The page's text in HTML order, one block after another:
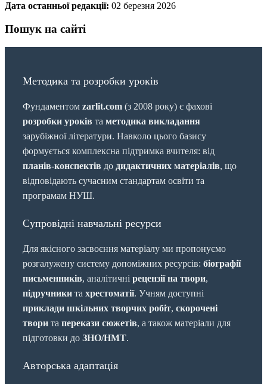
Дата останньої редакції: 02 березня 2026
Пошук на сайті
Методика та розробки уроків
Фундаментом zarlit.com (з 2008 року) є фахові
розробки уроків та методика викладання
зарубіжної літератури. Навколо цього базису
формується комплексна підтримка вчителя: від
планів-конспектів до дидактичних матеріалів, що
відповідають сучасним стандартам освіти та
програмам НУШ.
Супровідні навчальні ресурси
Для якісного засвоєння матеріалу ми пропонуємо
розгалужену систему допоміжних ресурсів: біографії
письменників, аналітичні рецензії на твори,
підручники та хрестоматії. Учням доступні
приклади шкільних творчих робіт, скорочені
твори та перекази сюжетів, а також матеріали для
підготовки до ЗНО/НМТ.
Авторська адаптація